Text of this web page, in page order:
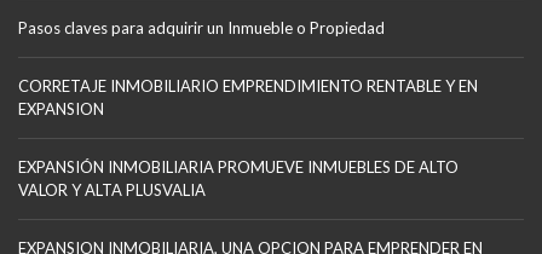
Pasos claves para adquirir un Inmueble o Propiedad
CORRETAJE INMOBILIARIO EMPRENDIMIENTO RENTABLE Y EN
EXPANSION
EXPANSIÓN INMOBILIARIA PROMUEVE INMUEBLES DE ALTO
VALOR Y ALTA PLUSVALIA
EXPANSION INMOBILIARIA, UNA OPCION PARA EMPRENDER EN